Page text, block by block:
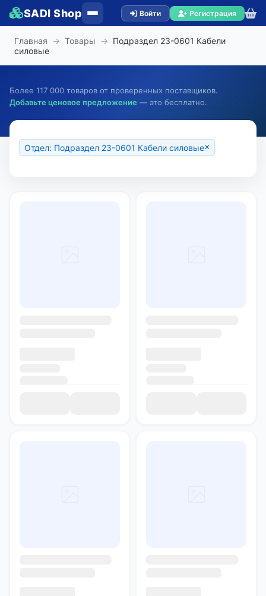
SADI Shop Войти Регистрация
Главная → Товары → Подраздел 23-0601 Кабели
силовые
Более 117 000 товаров от проверенных поставщиков.
Добавьте ценовое предложение — это бесплатно.
Отдел: Подраздел 23-0601 Кабели силовые×